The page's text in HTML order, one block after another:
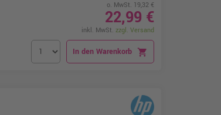
o. MwSt. 19,32 €
22,99 €
inkl. MwSt. zzgl. Versand
In den Warenkorb shopping_cart